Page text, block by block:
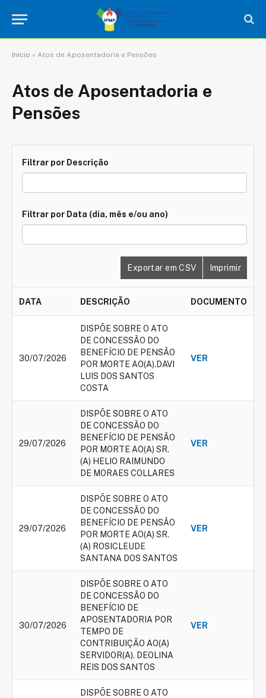
Início » Atos de Aposentadoria e Pensões
Atos de Aposentadoria e
Pensões
Filtrar por Descrição
Filtrar por Data (dia, mês e/ou ano)
Exportar em CSV Imprimir
DATA DESCRIÇÃO DOCUMENTO
30/07/2026
DISPÕE SOBRE O ATO
DE CONCESSÃO DO
BENEFÍCIO DE PENSÃO
POR MORTE AO(A).DAVI
LUIS DOS SANTOS
COSTA
VER
29/07/2026
DISPÕE SOBRE O ATO
DE CONCESSÃO DO
BENEFÍCIO DE PENSÃO
POR MORTE AO(A) SR.
(A) HELIO RAIMUNDO
DE MORAES COLLARES
VER
29/07/2026
DISPÕE SOBRE O ATO
DE CONCESSÃO DO
BENEFÍCIO DE PENSÃO
POR MORTE AO(A) SR.
(A) ROSICLEUDE
SANTANA DOS SANTOS
VER
30/07/2026
DISPÕE SOBRE O ATO
DE CONCESSÃO DO
BENEFÍCIO DE
APOSENTADORIA POR
TEMPO DE
CONTRIBUIÇÃO AO(A)
SERVIDOR(A). DEOLINA
REIS DOS SANTOS
VER
DISPÕE SOBRE O ATO